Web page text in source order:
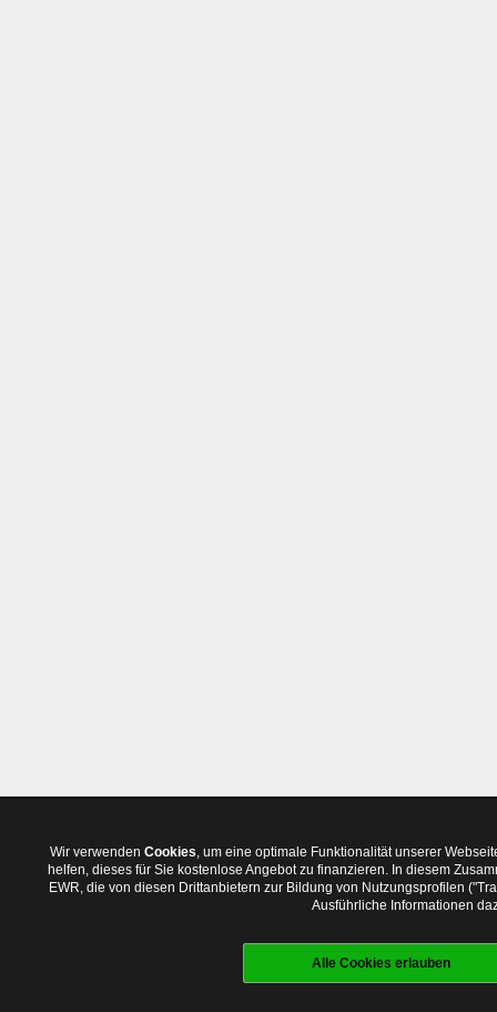
Wir verwenden Cookies, um eine optimale Funktionalität unserer
helfen, dieses für Sie kostenlose Angebot zu finanzieren. In diesem
EWR, die von diesen Drittanbietern zur Bildung von Nutzungsprofilen
Ausführliche Informationen
Alle Cookies erlauben